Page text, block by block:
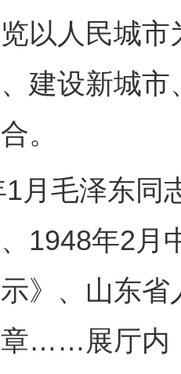
以人民城
建设新城
。
毛泽东同
1948年2月
》、山东
章……展厅内